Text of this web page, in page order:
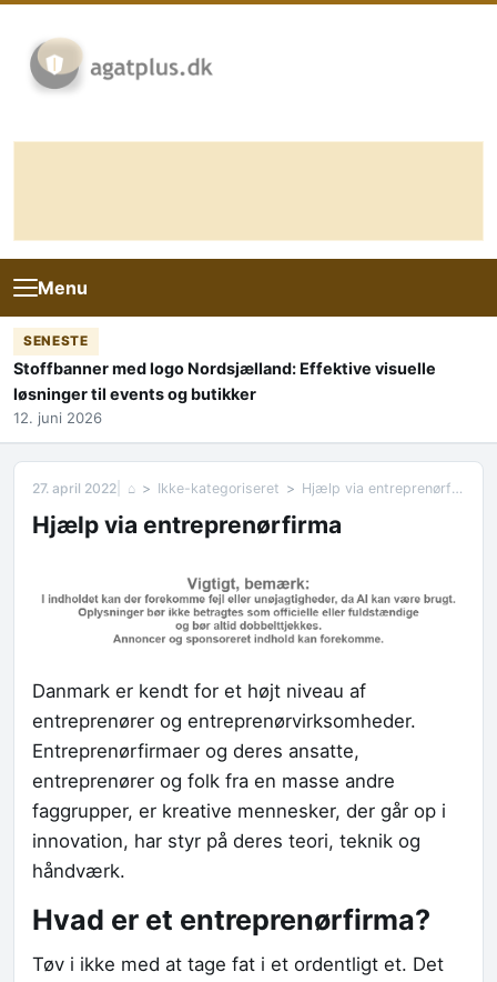
Menu
SENESTE
Stoffbanner med logo Nordsjælland: Effektive visuelle
løsninger til events og butikker
12. juni 2026
27. april 2022 ⌂ Ikke-kategoriseret Hjælp via entreprenørfirma
Hjælp via entreprenørfirma
Danmark er kendt for et højt niveau af
entreprenører og entreprenørvirksomheder.
Entreprenørfirmaer og deres ansatte,
entreprenører og folk fra en masse andre
faggrupper, er kreative mennesker, der går op i
innovation, har styr på deres teori, teknik og
håndværk.
Hvad er et entreprenørfirma?
Tøv i ikke med at tage fat i et ordentligt et. Det